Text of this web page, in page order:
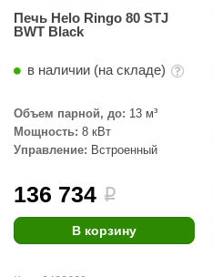
ecology
Печь Helo Ringo 80 STJ
BWT Black
в наличии (на складе)
Объем парной, до: 13 м³
Мощность: 8 кВт
Управление: Встроенный
136 734 i
В корзину